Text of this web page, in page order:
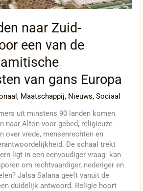
naar Zuid-
een van de
van gans Europa
, Maatschappij, Nieuws,Sociaal
uit minstens 90 landen komen
naar Alton voor gebed, religieuze
over vrede, mensenrechten en
De schaal trekt
ligt in een eenvoudiger vraag: kan
om rechtvaardiger, nederiger en
Jalsa Salana geeft vanuit de
duidelijk antwoord. Religie hoort